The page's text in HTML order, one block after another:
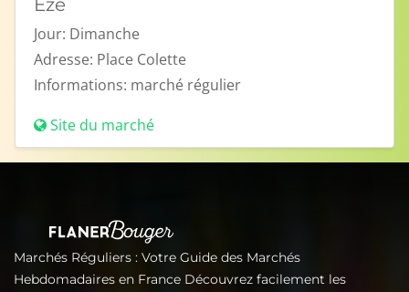
Eze
Jour: Dimanche
Adresse: Place Colette
Informations: marché régulier
Site du marché
Marchés Réguliers : Votre Guide des Marchés
Hebdomadaires en France Découvrez facilement les